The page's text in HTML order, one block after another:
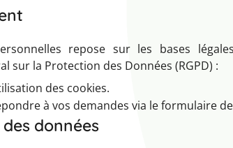
repose sur les bases
sur la Protection des Données (RGPD) :
des cookies.
à vos demandes via le formulaire
données